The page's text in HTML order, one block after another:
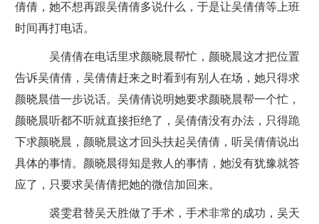
倩倩，她不想再跟吴倩倩多说什么，于是让吴倩倩等上班
时间再打电话。
吴倩倩在电话里求颜晓晨帮忙，颜晓晨这才把位置
告诉吴倩倩，吴倩倩赶来之时看到有别人在场，她只得求
颜晓晨借一步说话。吴倩倩说明她要求颜晓晨帮一个忙，
颜晓晨听都不听就直接拒绝了，吴倩倩没有办法，只得跪
下求颜晓晨，颜晓晨这才回头扶起吴倩倩，听吴倩倩说出
具体的事情。颜晓晨得知是救人的事情，她没有犹豫就答
应了，只要求吴倩倩把她的微信加回来。
裘雯君替吴天胜做了手术，手术非常的成功，吴天